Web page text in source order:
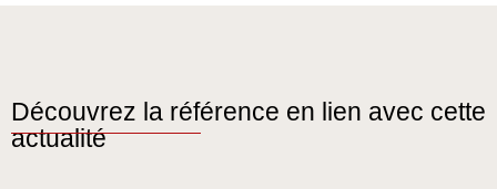
Découvrez la référence en lien avec cette
actualité